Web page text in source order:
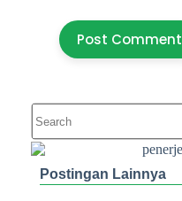
Post Comment
Postingan Lainnya